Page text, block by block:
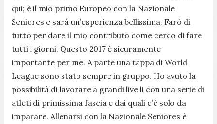
qui; è il mio primo Europeo con la Nazionale
Seniores e sarà un’esperienza bellissima. Farò di
tutto per dare il mio contributo come cerco di fare
tutti i giorni. Questo 2017 è sicuramente
importante per me. A parte una tappa di World
League sono stato sempre in gruppo. Ho avuto la
possibilità di lavorare a grandi livelli con una serie di
atleti di primissima fascia e dai quali c’è solo da
imparare. Allenarsi con la Nazionale Seniores è